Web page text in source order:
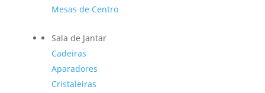
Mesas de Centro
Sala de Jantar
Cadeiras
Aparadores
Cristaleiras